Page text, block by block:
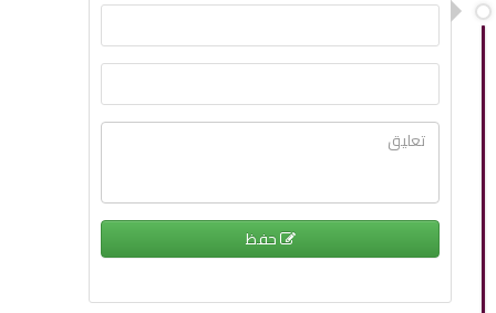
حفظ